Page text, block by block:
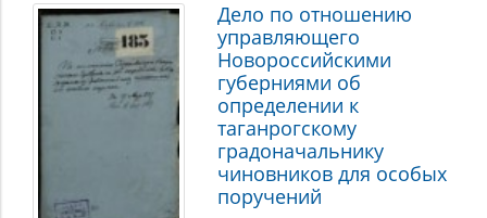
Дело по отношению
управляющего
Новороссийскими
губерниями об
определении к
таганрогскому
градоначальнику
чиновников для особых
поручений